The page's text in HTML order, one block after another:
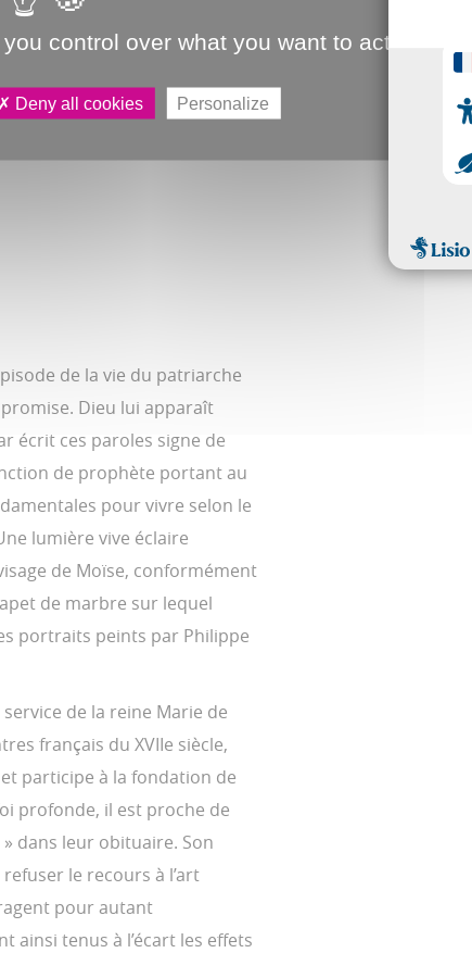
de la vie du patriarche
Dieu lui apparaît
écrit ces paroles signe de
de prophète portant au
pour vivre selon le
lumière vive éclaire
de Moïse, conformément
de marbre sur lequel
portraits peints par Philippe
de la reine Marie de
français du XVIIe siècle,
participe à la fondation de
profonde, il est proche de
dans leur obituaire. Son
le recours à l’art
pour autant
ainsi tenus à l’écart les effets
control over what you want to activate
Deny all cookies Personalize